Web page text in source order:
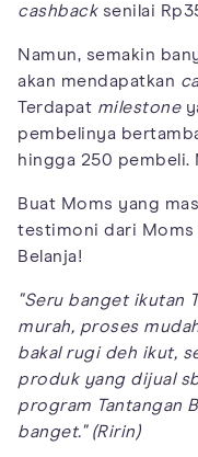
cashbacksenilai
Namun, semakin
akan mendapatkan
Terdapat milestone
pembelinya
hingga 250 pembeli.
Buat Moms yang
testimoni dari Moms
Belanja!
"Seru banget ikutan
murah, proses
bakal rugi deh ikut,
produk yang dijual
program Tantangan
banget." (Ririn)